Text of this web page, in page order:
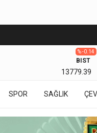
BIST
13779.39
% -0.14
SPOR SAĞLIK